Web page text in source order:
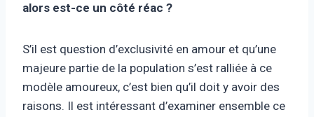
alors est-ce un côté réac ?
S’il est question d’exclusivité en amour et qu’une
majeure partie de la population s’est ralliée à ce
modèle amoureux, c’est bien qu’il doit y avoir des
raisons. Il est intéressant d’examiner ensemble ce